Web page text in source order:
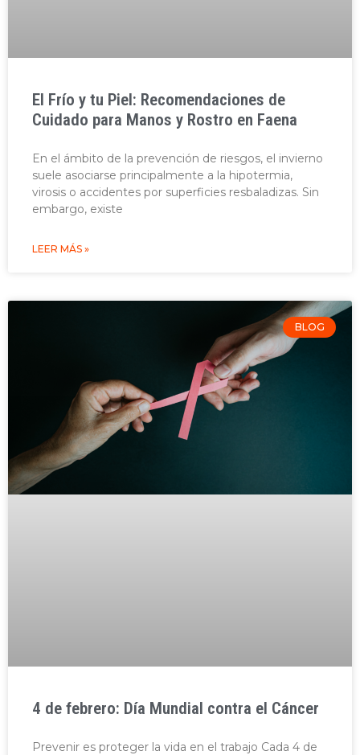
El Frío y tu Piel: Recomendaciones de
Cuidado para Manos y Rostro en Faena
En el ámbito de la prevención de riesgos, el invierno
suele asociarse principalmente a la hipotermia,
virosis o accidentes por superficies resbaladizas. Sin
embargo, existe
LEER MÁS »
BLOG
4 de febrero: Día Mundial contra el Cáncer
Prevenir es proteger la vida en el trabajo Cada 4 de